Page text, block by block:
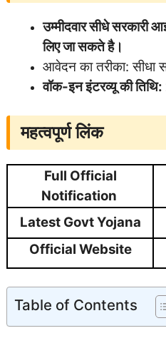
उम्मीदवार सीधेसरकारी
लिए जा सकते है।
आवेदन का तरीका: सीधा
वॉक-इन इंटरव्यू की तिथि:
महत्वपूर्ण लिंक
Full Official
Notification
Latest Govt Yojana
Official Website
Table of Contents